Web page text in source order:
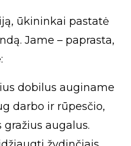
ūkininkai pastatė
Jame – paprasta,
dobilus auginame
darbo ir rūpesčio,
augalus.